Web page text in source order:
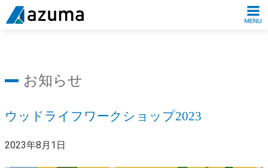
お知らせ
ウッドライフワークショップ2023
2023年8月1日